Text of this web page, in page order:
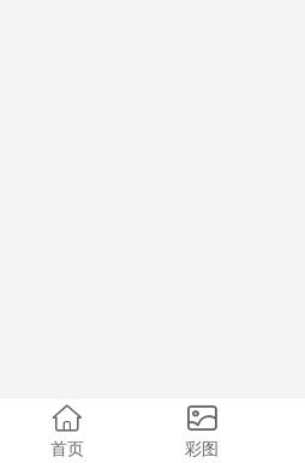
首页 彩图